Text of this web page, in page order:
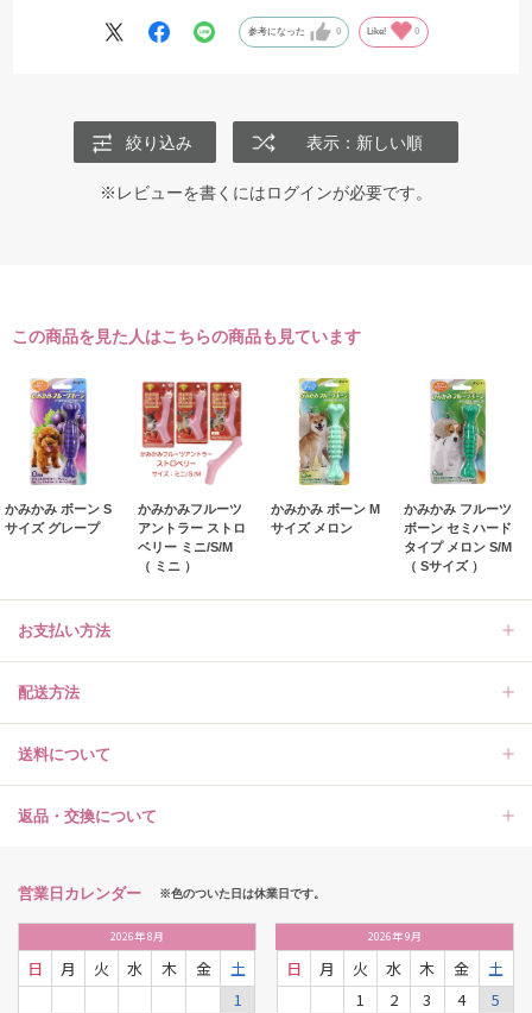
参考になった 0 Like! 0
絞り込み 表示：新しい順
※レビューを書くにはログインが必要です。
この商品を見た人はこちらの商品も見ています
かみかみ ボーン S
サイズ グレープ
かみかみフルーツ
アントラー ストロ
ベリー ミニ/S/M
（ ミニ ）
かみかみ ボーン M
サイズ メロン
かみかみ フルーツ
ボーン セミハード
タイプ メロン S/M
（ Sサイズ ）
お支払い方法
配送方法
送料について
返品・交換について
営業日カレンダー ※色のついた日は休業日です。
2026年8月
日 月 火 水 木 金
土
1
2026年9月
日 月 火 水 木 金
土
1
2 3 4
5